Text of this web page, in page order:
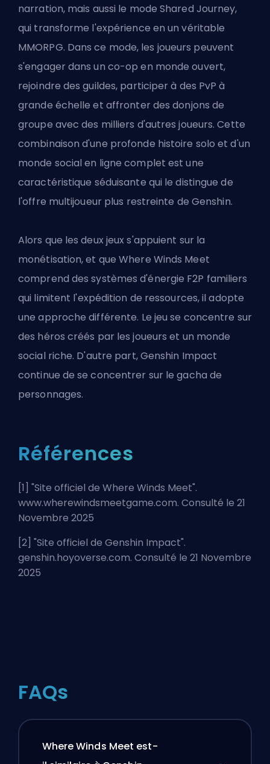
narration, mais aussi le mode Shared Journey,
qui transforme l'expérience en un véritable
MMORPG. Dans ce mode, les joueurs peuvent
s'engager dans un co-op en monde ouvert,
rejoindre des guildes, participer à des PvP à
grande échelle et affronter des donjons de
groupe avec des milliers d'autres joueurs. Cette
combinaison d'une profonde histoire solo et d'un
monde social en ligne complet est une
caractéristique séduisante qui le distingue de
l'offre multijoueur plus restreinte de Genshin.
Alors que les deux jeux s'appuient sur la
monétisation, et que Where Winds Meet
comprend des systèmes d'énergie F2P familiers
qui limitent l'expédition de ressources, il adopte
une approche différente. Le jeu se concentre sur
des héros créés par les joueurs et un monde
social riche. D'autre part, Genshin Impact
continue de se concentrer sur le gacha de
personnages.
Références
[1] "Site officiel de Where Winds Meet".
www.wherewindsmeetgame.com. Consulté le 21
Novembre 2025
[2] "Site officiel de Genshin Impact".
genshin.hoyoverse.com. Consulté le 21 Novembre
2025
FAQs
Where Winds Meet est-